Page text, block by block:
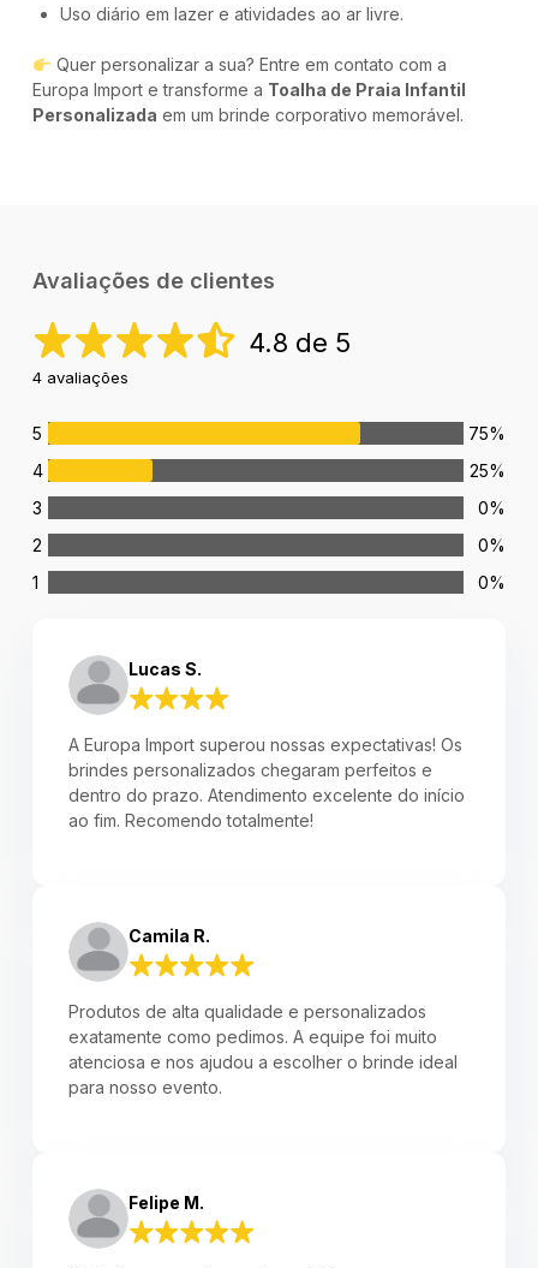
Uso diário em lazer e atividades ao ar livre.
Quer personalizar a sua? Entre em contato com a
Europa Import e transforme a Toalha de Praia Infantil
Personalizada em um brinde corporativo memorável.
Avaliações de clientes
4.8 de 5
4 avaliações
5
75%
4
25%
3
0%
2
0%
1
0%
Lucas S.
A Europa Import superou nossas expectativas! Os
brindes personalizados chegaram perfeitos e
dentro do prazo. Atendimento excelente do início
ao fim. Recomendo totalmente!
Camila R.
Produtos de alta qualidade e personalizados
exatamente como pedimos. A equipe foi muito
atenciosa e nos ajudou a escolher o brinde ideal
para nosso evento.
Felipe M.